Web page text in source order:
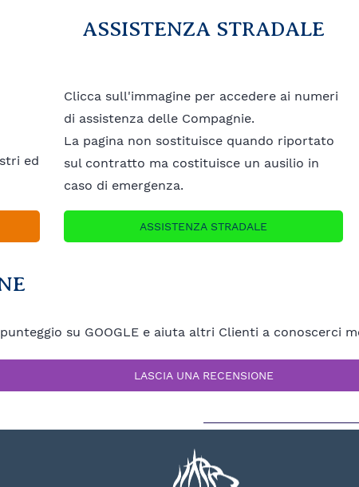
ed
ASSISTENZA STRADALE
Clicca sull'immagine per accedere ai numeri
di assistenza delle Compagnie.
La pagina non sostituisce quando riportato
sul contratto ma costituisce un ausilio in
caso di emergenza.
ASSISTENZA STRADALE
su GOOGLE e aiuta altri Clienti a conoscerci
LASCIA UNA RECENSIONE